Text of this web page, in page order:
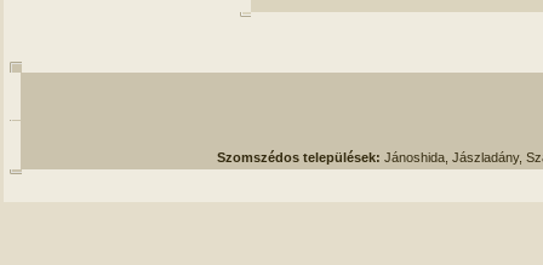
Szomszédos települések: Jánoshida, Jászladány,